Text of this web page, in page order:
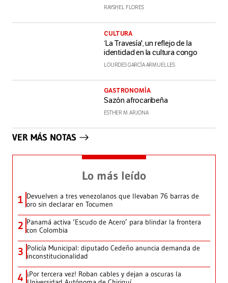
RAYSHEL FLORES
CULTURA
‘La Travesía', un reflejo de la
identidad en la cultura congo
LOURDES GARCÍA ARMUELLES
GASTRONOMÍA
Sazón afrocaribeña
ESTHER M. ARJONA
VER MÁS NOTAS
Lo más leído
1 Devuelven a tres venezolanos que llevaban 76 barras de
oro sin declarar en Tocumen
2 Panamá activa ‘Escudo de Acero’ para blindar la frontera
con Colombia
3 Policía Municipal: diputado Cedeño anuncia demanda de
inconstitucionalidad
4 ¡Por tercera vez! Roban cables y dejan a oscuras la